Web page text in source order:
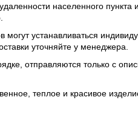
населенного пункта
могут устанавливаться
уточняйте у менеджера.
отправляются только с
теплое и красивое